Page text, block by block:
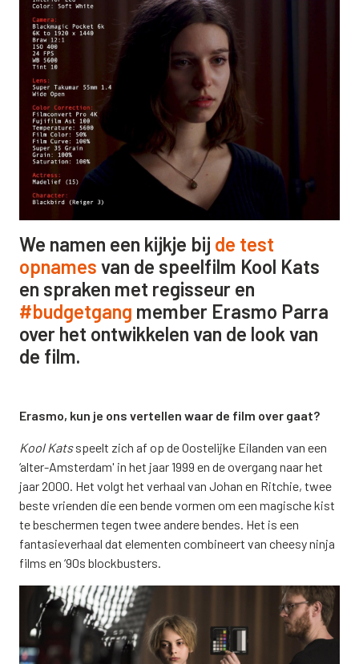
We namen een kijkje bij de test
opnames van de speelfilm Kool Kats
en spraken met regisseur en
#budgetgang member Erasmo Parra
over het ontwikkelen van de look van
de film.
Erasmo, kun je ons vertellen waar de film over gaat?
Kool Katsspeelt zich af op de Oostelijke Eilanden van een
‘alter-Amsterdam' in het jaar 1999 en de overgang naar het
jaar 2000. Het volgt het verhaal van Johan en Ritchie, twee
beste vrienden die een bende vormen om een magische kist
te beschermen tegen twee andere bendes. Het is een
fantasieverhaal dat elementen combineert van cheesy ninja
films en ‘90s blockbusters.